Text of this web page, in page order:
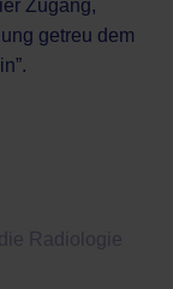
Zugang,
getreu dem